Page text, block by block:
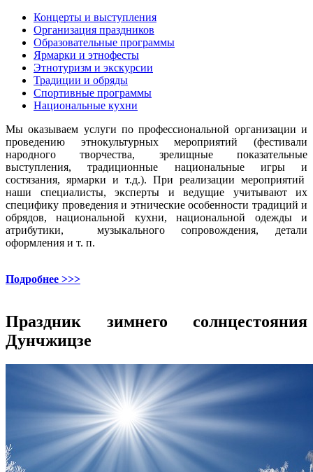
Концерты и выступления
Организация праздников
Образовательные программы
Ярмарки и этнофесты
Этнотуризм и экскурсии
Традиции и обряды
Спортивные программы
Национальные кухни
Мы оказываем услуги по профессиональной организации и
проведению этнокультурных мероприятий (фестивали
народного творчества, зрелищные показательные
выступления, традиционные национальные игры и
состязания, ярмарки и т.д.). При реализации мероприятий
наши специалисты, эксперты и ведущие учитывают их
специфику проведения и этнические особенности традиций и
обрядов, национальной кухни, национальной одежды и
атрибутики, музыкального сопровождения, детали
оформления и т. п.
Подробнее >>>
Праздник зимнего солнцестояния
Дунчжицзе